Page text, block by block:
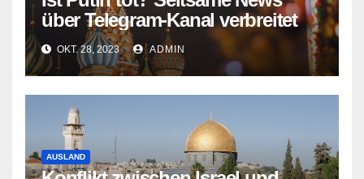
über Telegram-Kanal verbreitet
OKT. 28, 2023 ADMIN
AUSLAND